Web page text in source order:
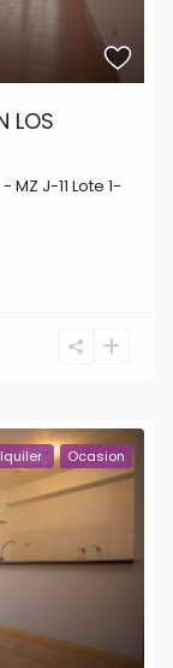
LOS
J-11 Lote 1-
Ocasion